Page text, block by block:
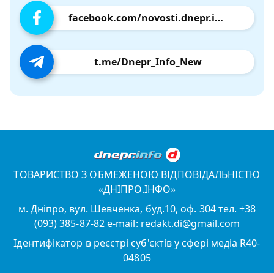
facebook.com/novosti.dnepr.info
t.me/Dnepr_Info_New
ТОВАРИСТВО З ОБМЕЖЕНОЮ ВІДПОВІДАЛЬНІСТЮ
«ДНІПРО.ІНФО»
м. Дніпро, вул. Шевченка, буд.10, оф. 304 тел. +38
(093) 385-87-82 e-mail: redakt.di@gmail.com
Ідентифікатор в реєстрі суб'єктів у сфері медіа R40-
04805